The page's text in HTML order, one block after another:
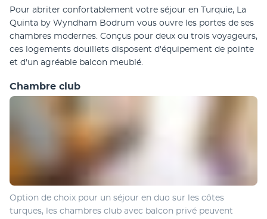
Pour abriter confortablement votre séjour en Turquie, La
Quinta by Wyndham Bodrum vous ouvre les portes de ses
chambres modernes. Conçus pour deux ou trois voyageurs,
ces logements douillets disposent d'équipement de pointe
et d'un agréable balcon meublé.
Chambre club
Option de choix pour un séjour en duo sur les côtes
turques, les chambres club avec balcon privé peuvent